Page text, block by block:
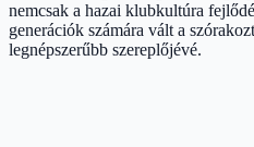
nemcsak a hazai klubkultúra
generációk számára vált a
legnépszerűbb szereplőjévé.